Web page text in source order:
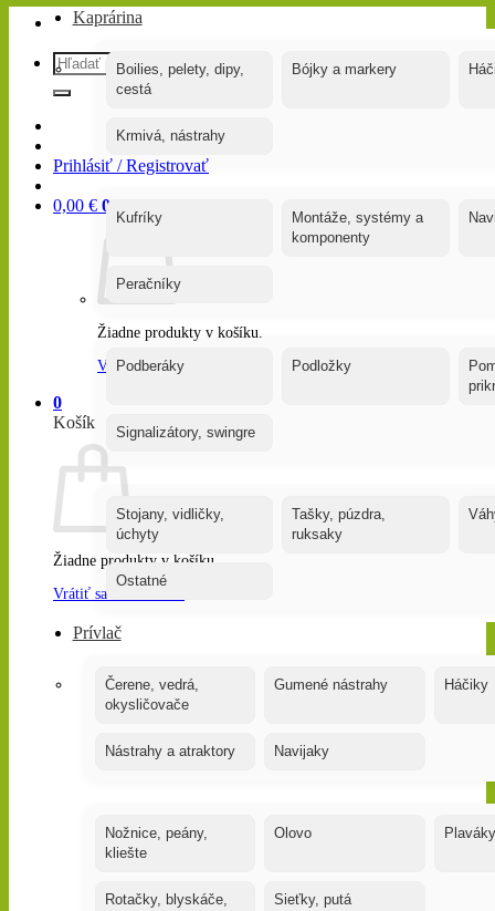
Hľadať:
Prihlásiť / Registrovať
0,00 € 0
Žiadne produkty v košíku.
Vrátiť sa do obchodu
0
Košík
Žiadne produkty v košíku.
Vrátiť sa do obchodu
Kaprárina
Boilies, pelety, dipy,
cestá
Bójky a markery
Krmivá, nástrahy
Kufríky
Montáže, systémy a
komponenty
Peračníky
Podberáky Podložky
Signalizátory, swingre
Stojany, vidličky,
úchyty
Tašky, púzdra,
ruksaky
Ostatné
Prívlač
Čerene, vedrá,
okysličovače
Gumené nástrahy Háčiky
Nástrahy a atraktory Navijaky
Nožnice, peány,
kliešte
Olovo Plaváky
Rotačky, blyskáče,
Sieťky, putá